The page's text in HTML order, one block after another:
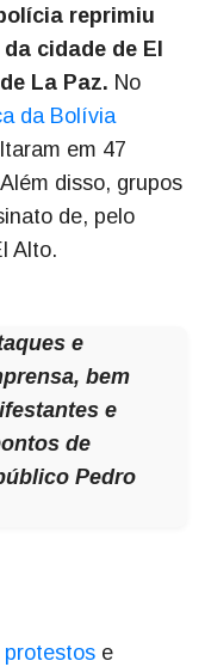
reprimiu
cidade de El
La Paz. No
da Bolívia
em 47
disso, grupos
de, pelo
Alto.
e
bem
e
de
Pedro
protestos e